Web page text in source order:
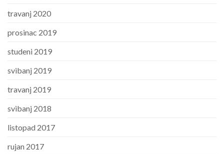
travanj 2020
prosinac 2019
studeni 2019
svibanj 2019
travanj 2019
svibanj 2018
listopad 2017
rujan 2017